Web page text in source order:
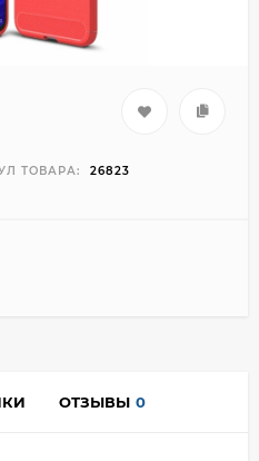
ТОВАРА: 26823
ОТЗЫВЫ 0